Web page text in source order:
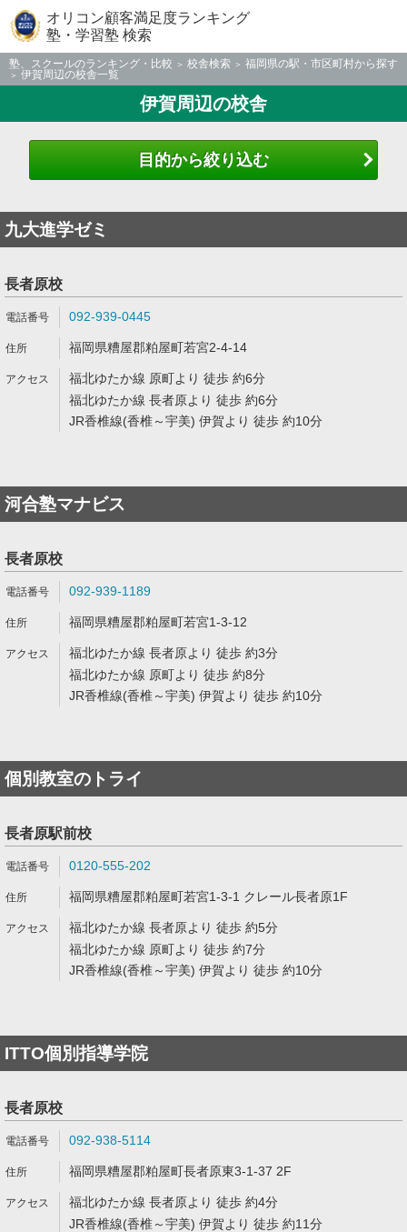
オリコン顧客満足度ランキング
塾・学習塾 検索
塾、スクールのランキング・比較 校舎検索
福岡県の駅・市区町村から探す
伊賀周辺の校舎一覧
伊賀周辺の校舎
目的から絞り込む
九大進学ゼミ
長者原校
092-939-0445
福岡県糟屋郡粕屋町若宮2-4-14
福北ゆたか線 原町より 徒歩 約6分
福北ゆたか線 長者原より 徒歩 約6分
JR香椎線(香椎～宇美) 伊賀より 徒歩 約10分
河合塾マナビス
長者原校
092-939-1189
福岡県糟屋郡粕屋町若宮1-3-12
福北ゆたか線 長者原より 徒歩 約3分
福北ゆたか線 原町より 徒歩 約8分
JR香椎線(香椎～宇美) 伊賀より 徒歩 約10分
個別教室のトライ
長者原駅前校
0120-555-202
福岡県糟屋郡粕屋町若宮1-3-1 クレール長者原1F
福北ゆたか線 長者原より 徒歩 約5分
福北ゆたか線 原町より 徒歩 約7分
JR香椎線(香椎～宇美) 伊賀より 徒歩 約10分
ITTO個別指導学院
長者原校
092-938-5114
福岡県糟屋郡粕屋町長者原東3-1-37 2F
福北ゆたか線 長者原より 徒歩 約4分
JR香椎線(香椎～宇美) 伊賀より 徒歩 約11分